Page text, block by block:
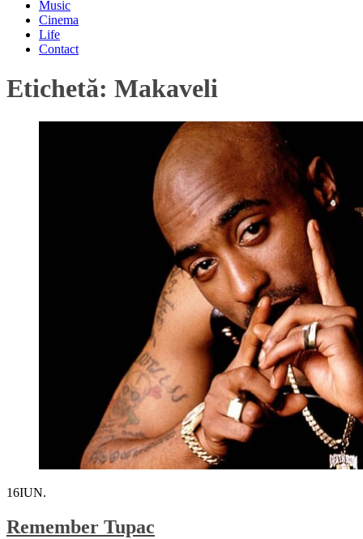
Music
Cinema
Life
Contact
Etichetă: Makaveli
16IUN.
Remember Tupac